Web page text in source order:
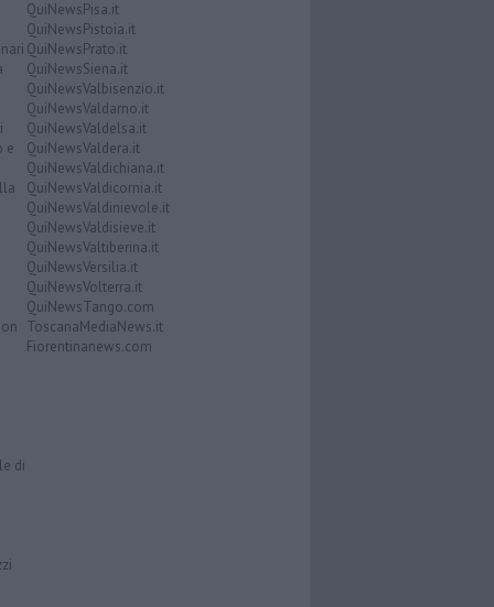
e
di
QuiNewsPisa.it
QuiNewsPistoia.it
QuiNewsPrato.it
QuiNewsSiena.it
QuiNewsValbisenzio.it
QuiNewsValdarno.it
QuiNewsValdelsa.it
QuiNewsValdera.it
QuiNewsValdichiana.it
QuiNewsValdicornia.it
QuiNewsValdinievole.it
QuiNewsValdisieve.it
QuiNewsValtiberina.it
QuiNewsVersilia.it
QuiNewsVolterra.it
QuiNewsTango.com
ToscanaMediaNews.it
Fiorentinanews.com